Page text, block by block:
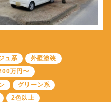
ュ系
外壁塗装
万円〜
グリーン系
2色以上